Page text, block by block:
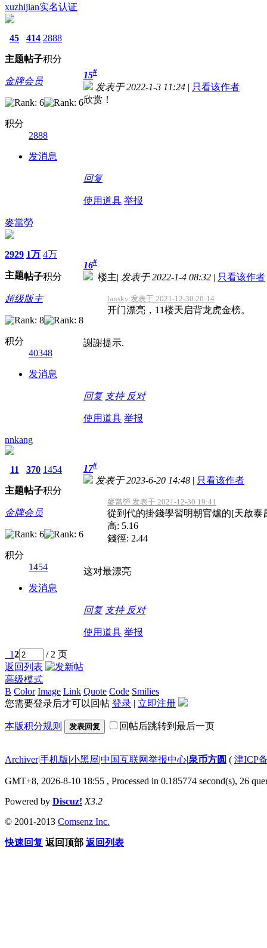
xuzhijian实名认证
45
主题
414
帖子
2888
积分
金牌会员
积分
2888
发消息
15#
发表于 2022-1-3 11:24 | 只看该作者
欣赏！
回复
使用道具 举报
麥當勞
2929
主题
1万
帖子
4万
积分
超级版主
积分
40348
发消息
16#
楼主| 发表于 2022-1-4 08:32 | 只看该作者
lansky 发表于 2021-12-30 20:14
开门漂亮，11楼天启背龙虎金榜。
謝謝提示.
回复 支持 反对
使用道具 举报
nnkang
11
主题
370
帖子
1454
积分
金牌会员
积分
1454
发消息
17#
发表于 2023-6-20 14:48 | 只看该作者
麥當勞 发表于 2021-12-30 19:41
從到代的掛錢學習明朝官爐的[天啟泰
高: 5.16
錢徑: 2.44
这对最漂亮
回复 支持 反对
使用道具 举报
12
/ 2 页
返回列表
高级模式
B Color Image Link Quote Code Smilies
您需要登录后才可以回帖 登录 | 立即注册
本版积分规则 发表回复 回帖后跳转到最后一页
Archiver|手机版|小黑屋|中国互联网举报中心|泉币方圆 ( 津ICP
GMT+8, 2026-8-10 18:55 , Processed in 0.185774 second(s), 26
Powered by Discuz! X3.2
© 2001-2013 Comsenz Inc.
快速回复 返回顶部 返回列表